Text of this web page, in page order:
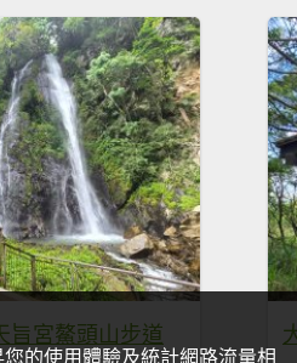
旨宮鰲頭山步道
的使用體驗及統計網路流量相